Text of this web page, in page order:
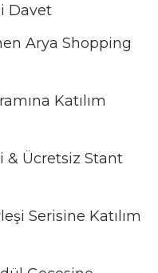
Davet
Arya Shopping
Katılım
& Ücretsiz Stant
Serisine Katılım